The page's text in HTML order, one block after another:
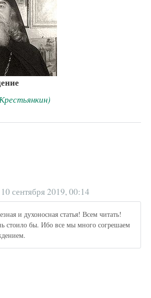
10 сентября 2019, 00:14
и духоносная статья! Всем читать!
стоило бы. Ибо все мы много согрешаем